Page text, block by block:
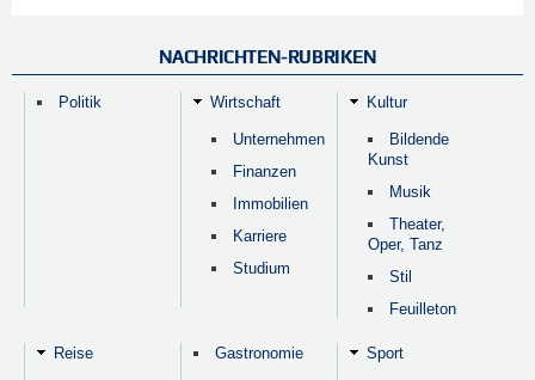
NACHRICHTEN-RUBRIKEN
Politik Wirtschaft
Unternehmen
Finanzen
Immobilien
Karriere
Studium
Kultur
Bildende
Kunst
Musik
Theater,
Oper, Tanz
Stil
Feuilleton
Reise Gastronomie Sport